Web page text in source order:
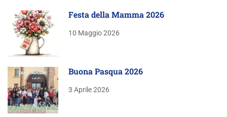
Festa della Mamma 2026
10 Maggio 2026
Buona Pasqua 2026
3 Aprile 2026